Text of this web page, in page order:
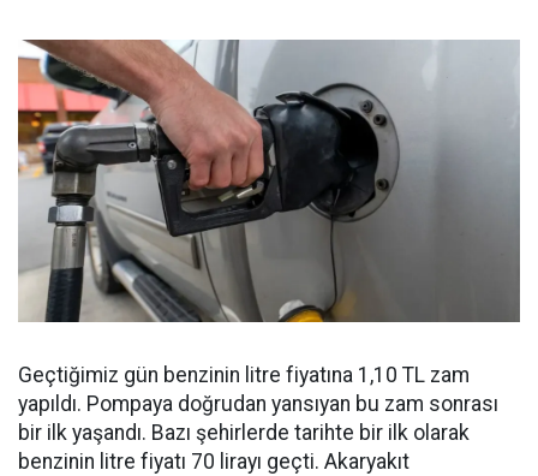
Geçtiğimiz gün benzinin litre fiyatına 1,10 TL zam
yapıldı. Pompaya doğrudan yansıyan bu zam sonrası
bir ilk yaşandı. Bazı şehirlerde tarihte bir ilk olarak
benzinin litre fiyatı 70 lirayı geçti. Akaryakıt